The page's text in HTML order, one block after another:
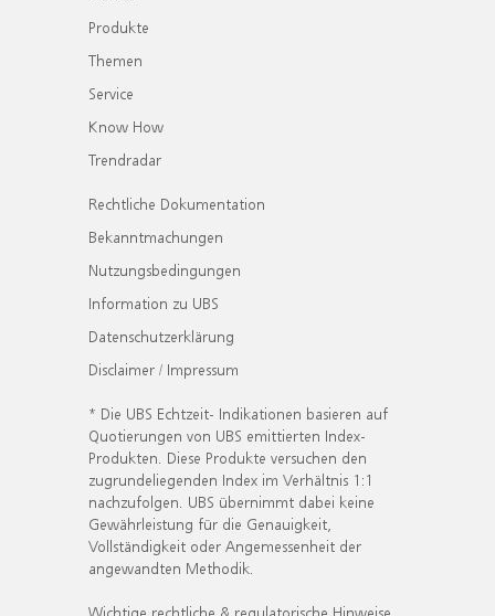
Produkte
Themen
Service
Know How
Trendradar
Rechtliche Dokumentation
Bekanntmachungen
Nutzungsbedingungen
Information zu UBS
Datenschutzerklärung
Disclaimer / Impressum
* Die UBS Echtzeit- Indikationen basieren auf
Quotierungen von UBS emittierten Index-
Produkten. Diese Produkte versuchen den
zugrundeliegenden Index im Verhältnis 1:1
nachzufolgen. UBS übernimmt dabei keine
Gewährleistung für die Genauigkeit,
Vollständigkeit oder Angemessenheit der
angewandten Methodik.